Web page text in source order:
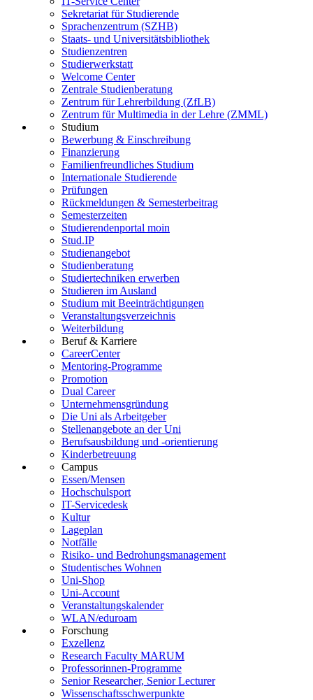
Sekretariat für Studierende
Sprachenzentrum (SZHB)
Staats- und Universitätsbibliothek
Studienzentren
Studierwerkstatt
Welcome Center
Zentrale Studienberatung
Zentrum für Lehrerbildung (ZfLB)
Zentrum für Multimedia in der Lehre (ZMML)
Studium
Bewerbung & Einschreibung
Finanzierung
Familienfreundliches Studium
Internationale Studierende
Prüfungen
Rückmeldungen & Semesterbeitrag
Semesterzeiten
Studierendenportal moin
Stud.IP
Studienangebot
Studienberatung
Studiertechniken erwerben
Studieren im Ausland
Studium mit Beeinträchtigungen
Veranstaltungsverzeichnis
Weiterbildung
Beruf & Karriere
CareerCenter
Mentoring-Programme
Promotion
Dual Career
Unternehmensgründung
Die Uni als Arbeitgeber
Stellenangebote an der Uni
Berufsausbildung und -orientierung
Kinderbetreuung
Campus
Essen/Mensen
Hochschulsport
IT-Servicedesk
Kultur
Lageplan
Notfälle
Risiko- und Bedrohungsmanagement
Studentisches Wohnen
Uni-Shop
Uni-Account
Veranstaltungskalender
WLAN/eduroam
Forschung
Exzellenz
Research Faculty MARUM
Professorinnen-Programme
Senior Researcher, Senior Lecturer
Wissenschaftsschwerpunkte